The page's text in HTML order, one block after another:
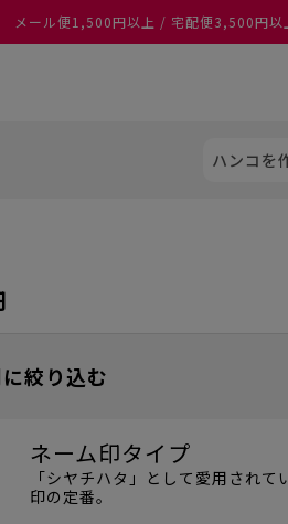
メール便1,500円以上 / 宅配便3,500円以
ハンコを
絞り込む
ネーム印タイプ
「シヤチハタ」として愛用されて
印の定番。